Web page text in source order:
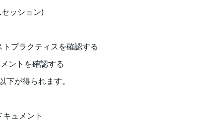
ッション)
プラクティスを確認する
ントを確認する
下が得られます。
ュメント